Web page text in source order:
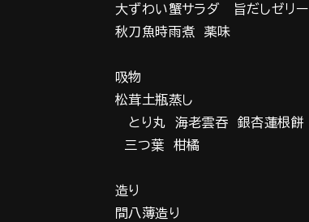
大ずわい蟹サラダ 旨だしゼリー
秋刀魚時雨煮 薬味
吸物
松茸土瓶蒸し
とり丸 海老雲吞 銀杏蓮根餅
三つ葉 柑橘
造り
間八薄造り